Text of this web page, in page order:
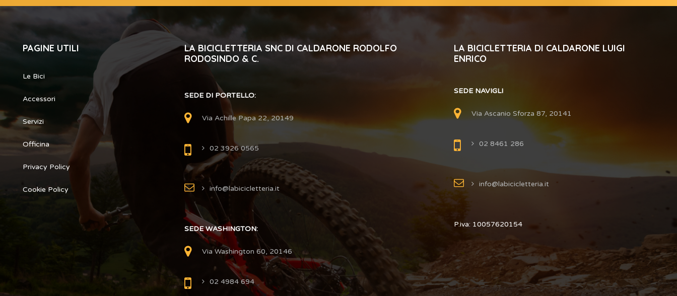
PAGINE UTILI
Le Bici
Accessori
Servizi
Officina
Privacy Policy
Cookie Policy
LA BICICLETTERIA SNC DI CALDARONE RODOLFO
RODOSINDO & C.
SEDE DI PORTELLO:
Via Achille Papa 22, 20149
02 3926 0565
info@labicicletteria.it
SEDE WASHINGTON:
Via Washington 60, 20146
02 4984 694
LA BICICLETTERIA DI CALDARONE LUIGI
ENRICO
SEDE NAVIGLI
Via Ascanio Sforza 87, 20141
02 8461 286
info@labicicletteria.it
P.iva: 10057620154